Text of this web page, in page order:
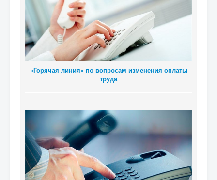
«Горячая линия» по вопросам изменения оплаты
труда